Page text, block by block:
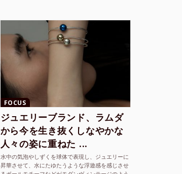
FOCUS
ジュエリーブランド、ラムダ
から今を生き抜くしなやかな
人々の姿に重ねた ...
水中の気泡やしずくを球体で表現し、ジュエリーに
昇華させて、水にたゆたうような浮遊感を感じさせ
るボールモチーフなどがモダンヴィンテージのよう
な雰囲気も感じさせるLAMBDA の新しいコレクシ
ョンを202...
2025.9.29 ヒラバヤシ